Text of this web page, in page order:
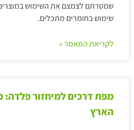
שמטרתם לצמצם את השימוש
שימוש בחומרים מתכלים.
לקריאת המאמר »
מפת דרכים למיחזור פלדה:
הארץ